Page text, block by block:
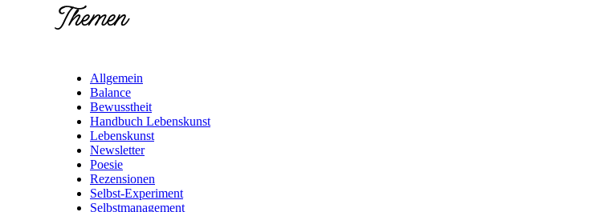
Themen
Allgemein
Balance
Bewusstheit
Handbuch Lebenskunst
Lebenskunst
Newsletter
Poesie
Rezensionen
Selbst-Experiment
Selbstmanagement